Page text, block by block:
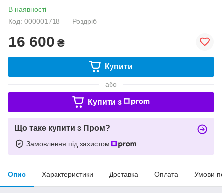
В наявності
Код: 000001718
Роздріб
16 600 ₴
Купити
або
Купити з
Що таке купити з Пром?
Замовлення під захистом
Опис Характеристики Доставка Оплата Умови